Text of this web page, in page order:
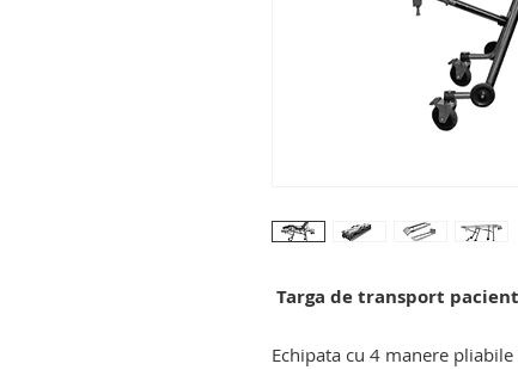
Targa de transport
Echipata cu 4 manere